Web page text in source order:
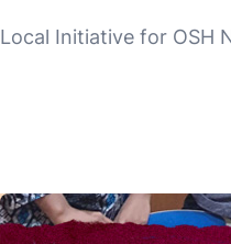
Local Initiative for OSH